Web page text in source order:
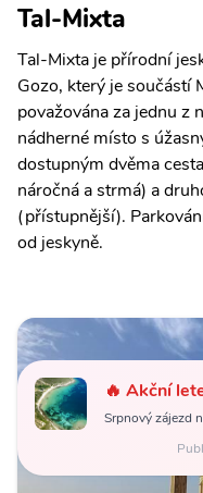
Tal-Mixta
Tal-Mixta je přírodní
Gozo, který je součástí
považována za jednu z
nádherné místo s
dostupným dvěma
náročná a strmá) a
(přístupnější).
od jeskyně.
🔥 Akční
Srpnový zájezd